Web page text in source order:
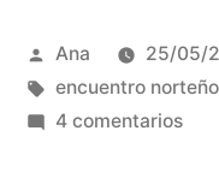
Publicada
por
Ana 25/05/
Etiquetas:
encuentro
4 comentariosen